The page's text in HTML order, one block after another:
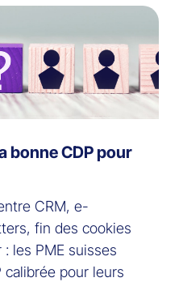
bonne CDP pour
CRM, e-
fin des cookies
les PME suisses
calibrée pour leurs